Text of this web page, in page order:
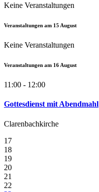
Keine Veranstaltungen
Veranstaltungen am 15 August
Keine Veranstaltungen
Veranstaltungen am 16 August
11:00 - 12:00
Gottesdienst mit Abendmahl
Clarenbachkirche
17
18
19
20
21
22